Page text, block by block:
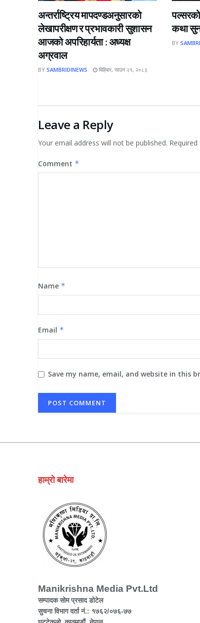
अन्तर्राष्ट्रिय मापदण्डअनुसारको
लेखापरीक्षण र प्रभावकारी सुशासन
आजको अपरिहार्यता : अध्यक्ष
अग्रवाल
BY SAMBRIDINEWS बिहिबार, साउन २१, २०८३
कथा
BY
Leave a Reply
Your email address will not be published.
Comment *
Name *
Email *
Save my name, email, and website in this
हाम्रो बारेमा
Manikrishna Media Pvt.Ltd
सम्पादक सोम प्रसाद डोटेल
सुचना विभाग दर्ता नं.: १७६२/०७६-७७